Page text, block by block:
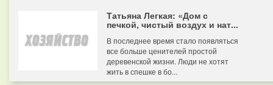
Татьяна Легкая: «Дом с
печкой, чистый воздух и нат...
В последнее время стало появляться
все больше ценителей простой
деревенской жизни. Люди не хотят
жить в спешке в бо...